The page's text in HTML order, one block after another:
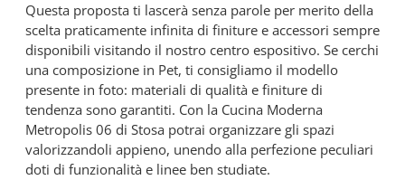
Questa proposta ti lascerà senza parole per merito della
scelta praticamente infinita di finiture e accessori sempre
disponibili visitando il nostro centro espositivo. Se cerchi
una composizione in Pet, ti consigliamo il modello
presente in foto: materiali di qualità e finiture di
tendenza sono garantiti. Con la Cucina Moderna
Metropolis 06 di Stosa potrai organizzare gli spazi
valorizzandoli appieno, unendo alla perfezione peculiari
doti di funzionalità e linee ben studiate.